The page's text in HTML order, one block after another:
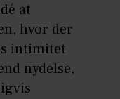
at
hvor der
intimitet
nydelse,